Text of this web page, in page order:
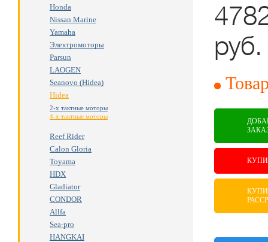
Honda
Nissan Marine
Yamaha
Электромоторы
Parsun
LAOGEN
Seanovo (Hidea)
Hidea
2-х тактные моторы
4-х тактные моторы
Reef Rider
Calon Gloria
Toyama
HDX
Gladiator
CONDOR
Allfa
Sea-pro
HANGKAI
руб.